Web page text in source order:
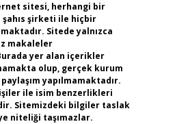
sitesi, herhangi bir
şirketi ile hiçbir
Sitede yalnızca
makaleler
yer alan içerikler
olup, gerçek kurum
yapılmamaktadır.
ile isim benzerlikleri
Sitemizdeki bilgiler taslak
niteliği taşımazlar.